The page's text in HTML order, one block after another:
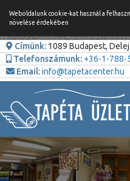
Weboldalunk cookie-kat használ a
növelése érdekében
Címünk: 1089 Budapest,
Telefonszámunk: +36-1-788-
Email:info@tapetacenter.hu